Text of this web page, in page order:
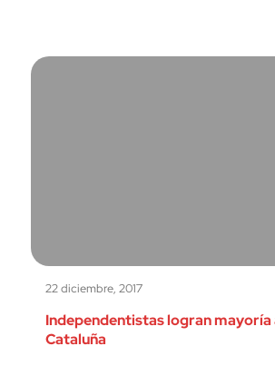
22 diciembre, 2017
Independentistas logran mayoría
Cataluña